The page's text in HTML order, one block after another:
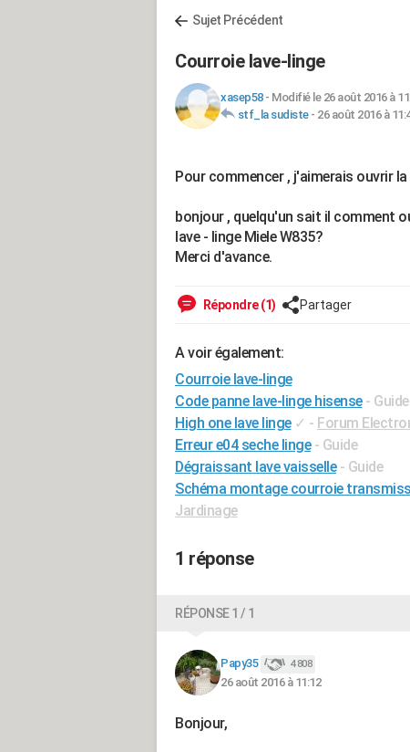
Sujet Précédent
Courroie lave-linge
xasep58- Modifié le 26 août 2016 à
stf_la sudiste- 26 août 2016 à
Pour commencer , j'aimerais ouvrir
bonjour , quelqu'un sait il comment
lave - linge Miele W835?
Merci d'avance.
Répondre (1) Partager
A voir également:
Courroie lave-linge
Code panne lave-linge hisense - Guide
High one lave linge ✓ - Forum
Erreur e04 seche linge - Guide
Dégraissant lave vaisselle - Guide
Schéma montage courroie
Jardinage
1 réponse
RÉPONSE 1 / 1
Papy35 4 808
26 août 2016 à 11:12
Bonjour,